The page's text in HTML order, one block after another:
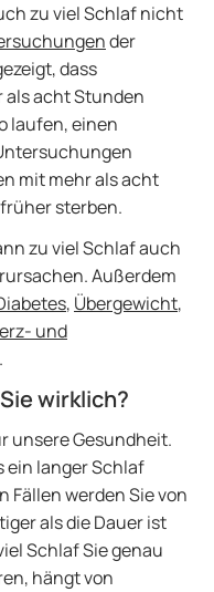
zu viel Schlaf nicht
der
dass
als acht Stunden
laufen, einen
mit mehr als acht
sterben.
zu viel Schlaf auch
Außerdem
, Übergewicht,
und
wirklich?
unsere Gesundheit.
ein langer Schlaf
Fällen werden Sie von
als die Dauer ist
Schlaf Sie genau
hängt von